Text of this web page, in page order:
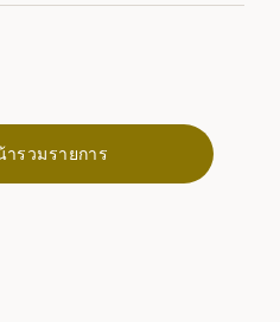
รวมรายการ